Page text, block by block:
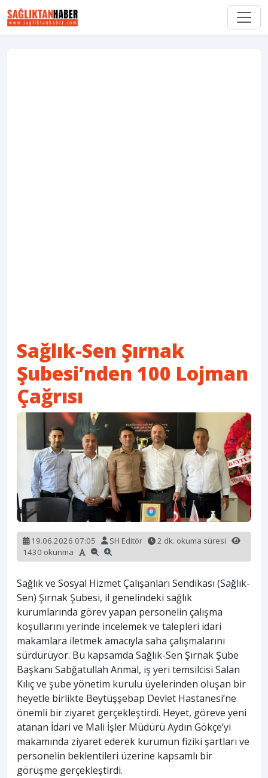
Sağlık-Sen Şırnak
Şubesi’nden 100 Lojman
Çağrısı
19.06.2026 07:05 SH Editör
2 dk. okuma süresi
1430 okunma
Sağlık ve Sosyal Hizmet Çalışanları Sendikası (Sağlık-
Sen) Şırnak Şubesi, il genelindeki sağlık
kurumlarında görev yapan personelin çalışma
koşullarını yerinde incelemek ve talepleri idari
makamlara iletmek amacıyla saha çalışmalarını
sürdürüyor. Bu kapsamda Sağlık-Sen Şırnak Şube
Başkanı Sabğatullah Anmal, iş yeri temsilcisi Salan
Kılıç ve şube yönetim kurulu üyelerinden oluşan bir
heyetle birlikte Beytüşşebap Devlet Hastanesi’ne
önemli bir ziyaret gerçekleştirdi. Heyet, göreve yeni
atanan İdari ve Mali İşler Müdürü Aydın Gökçe’yi
makamında ziyaret ederek kurumun fiziki şartları ve
personelin beklentileri üzerine kapsamlı bir
görüşme gerçekleştirdi.